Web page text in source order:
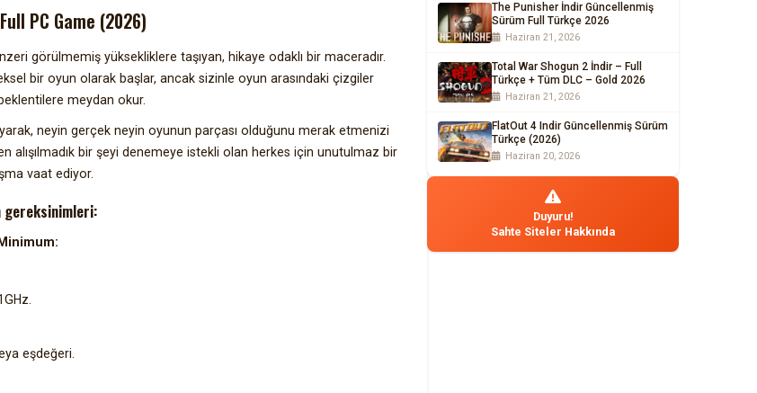
PC Game (2026)
görülmemiş yüksekliklere taşıyan, hikaye odaklı bir maceradır.
bir oyun olarak başlar, ancak sizinle oyun arasındaki çizgiler
meydan okur.
neyin gerçek neyin oyunun parçası olduğunu merak etmenizi
alışılmadık bir şeyi denemeye istekli olan herkes için unutulmaz bir
vaat ediyor.
gereksinimleri:
Minimum:
eşdeğeri.
The Punisher İndir Güncellenmiş
Sürüm Full Türkçe 2026
Haziran 21, 2026
Total War Shogun 2 İndir – Full
Türkçe + Tüm DLC – Gold 2026
Haziran 21, 2026
FlatOut 4 Indir Güncellenmiş Sürüm
Türkçe (2026)
Haziran 20, 2026
Duyuru!
Sahte Siteler Hakkında